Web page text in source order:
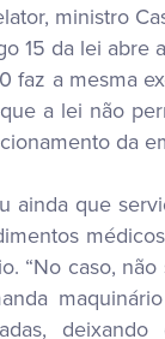
ministro
15 da lei abre
a mesma
a lei não
da
ainda que
“No caso,